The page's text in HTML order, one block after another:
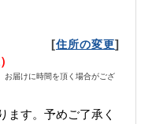
[住所の変更]
お届けに時間を頂く場合がござ
ます。予めご了承く